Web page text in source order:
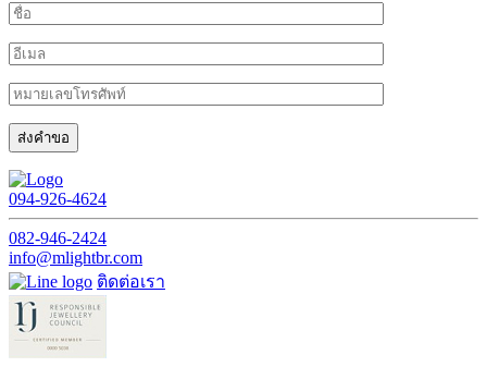
094-926-4624
082-946-2424
info@mlightbr.com
ติดต่อเรา